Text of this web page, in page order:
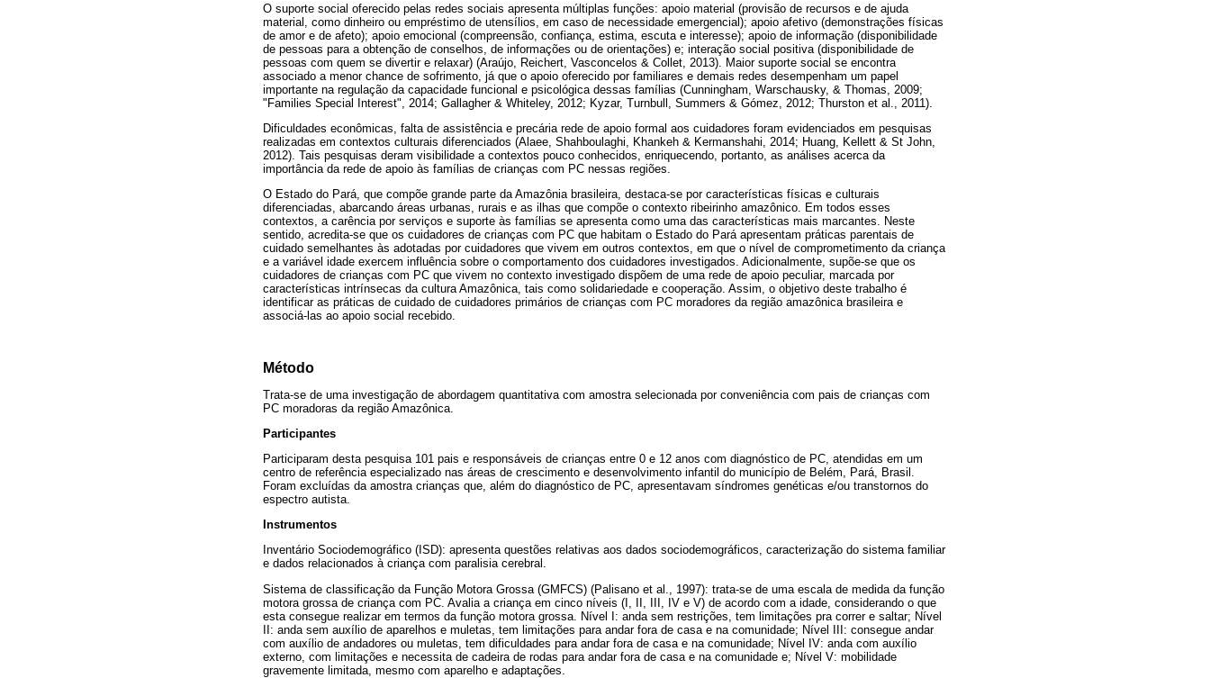
O suporte social oferecido pelas redes sociais apresenta múltiplas funções: apoio material (provisão de recursos e de ajuda
material, como dinheiro ou empréstimo de utensílios, em caso de necessidade emergencial); apoio afetivo (demonstrações físicas
de amor e de afeto); apoio emocional (compreensão, confiança, estima, escuta e interesse); apoio de informação (disponibilidade
de pessoas para a obtenção de conselhos, de informações ou de orientações) e; interação social positiva (disponibilidade de
pessoas com quem se divertir e relaxar) (Araújo, Reichert, Vasconcelos & Collet, 2013). Maior suporte social se encontra
associado a menor chance de sofrimento, já que o apoio oferecido por familiares e demais redes desempenham um papel
importante na regulação da capacidade funcional e psicológica dessas famílias (Cunningham, Warschausky, & Thomas, 2009;
"Families Special Interest", 2014; Gallagher & Whiteley, 2012; Kyzar, Turnbull, Summers & Gómez, 2012; Thurston et al., 2011).
Dificuldades econômicas, falta de assistência e precária rede de apoio formal aos cuidadores foram evidenciados em pesquisas
realizadas em contextos culturais diferenciados (Alaee, Shahboulaghi, Khankeh & Kermanshahi, 2014; Huang, Kellett & St John,
2012). Tais pesquisas deram visibilidade a contextos pouco conhecidos, enriquecendo, portanto, as análises acerca da
importância da rede de apoio às famílias de crianças com PC nessas regiões.
O Estado do Pará, que compõe grande parte da Amazônia brasileira, destaca-se por características físicas e culturais
diferenciadas, abarcando áreas urbanas, rurais e as ilhas que compõe o contexto ribeirinho amazônico. Em todos esses
contextos, a carência por serviços e suporte às famílias se apresenta como uma das características mais marcantes. Neste
sentido, acredita-se que os cuidadores de crianças com PC que habitam o Estado do Pará apresentam práticas parentais de
cuidado semelhantes às adotadas por cuidadores que vivem em outros contextos, em que o nível de comprometimento da criança
e a variável idade exercem influência sobre o comportamento dos cuidadores investigados. Adicionalmente, supõe-se que os
cuidadores de crianças com PC que vivem no contexto investigado dispõem de uma rede de apoio peculiar, marcada por
características intrínsecas da cultura Amazônica, tais como solidariedade e cooperação. Assim, o objetivo deste trabalho é
identificar as práticas de cuidado de cuidadores primários de crianças com PC moradores da região amazônica brasileira e
associá-las ao apoio social recebido.
Método
Trata-se de uma investigação de abordagem quantitativa com amostra selecionada por conveniência com pais de crianças com
PC moradoras da região Amazônica.
Participantes
Participaram desta pesquisa 101 pais e responsáveis de crianças entre 0 e 12 anos com diagnóstico de PC, atendidas em um
centro de referência especializado nas áreas de crescimento e desenvolvimento infantil do município de Belém, Pará, Brasil.
Foram excluídas da amostra crianças que, além do diagnóstico de PC, apresentavam síndromes genéticas e/ou transtornos do
espectro autista.
Instrumentos
Inventário Sociodemográfico (ISD): apresenta questões relativas aos dados sociodemográficos, caracterização do sistema familiar
e dados relacionados à criança com paralisia cerebral.
Sistema de classificação da Função Motora Grossa (GMFCS) (Palisano et al., 1997): trata-se de uma escala de medida da função
motora grossa de criança com PC. Avalia a criança em cinco níveis (I, II, III, IV e V) de acordo com a idade, considerando o que
esta consegue realizar em termos da função motora grossa. Nível I: anda sem restrições, tem limitações pra correr e saltar; Nível
II: anda sem auxílio de aparelhos e muletas, tem limitações para andar fora de casa e na comunidade; Nível III: consegue andar
com auxílio de andadores ou muletas, tem dificuldades para andar fora de casa e na comunidade; Nível IV: anda com auxílio
externo, com limitações e necessita de cadeira de rodas para andar fora de casa e na comunidade e; Nível V: mobilidade
gravemente limitada, mesmo com aparelho e adaptações.